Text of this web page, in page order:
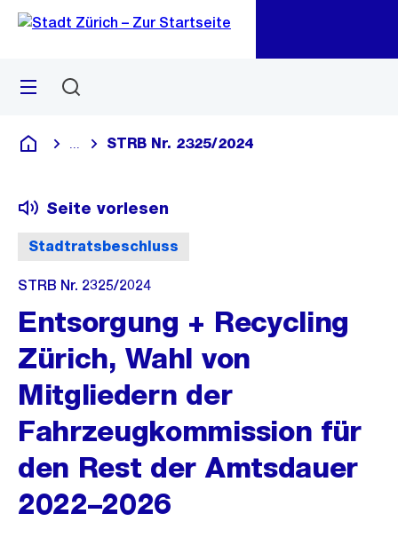
Navigation
Sprunglink
Menü
Deutsch
Blende alle Breadcrumbs ein
STRB Nr. 2325/2024
Stadtratsbeschluss
Seite vorlesen
STRB Nr. 2325/2024
Entsorgung + Recycling
Zürich, Wahl von
Mitgliedern der
Fahrzeugkommission für
den Rest der Amtsdauer
2022–2026